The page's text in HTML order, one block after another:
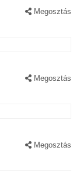
Megosztás
Megosztás
Megosztás